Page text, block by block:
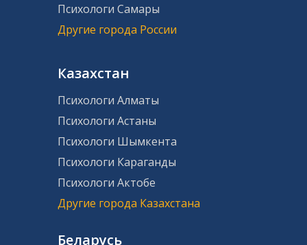
Психологи Самары
Другие города России
Казахстан
Психологи Алматы
Психологи Астаны
Психологи Шымкента
Психологи Караганды
Психологи Актобе
Другие города Казахстана
Беларусь